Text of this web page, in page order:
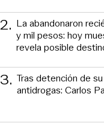
2. La abandonaron
y mil pesos: hoy
revela posible
3. Tras detención de
antidrogas: Carlos